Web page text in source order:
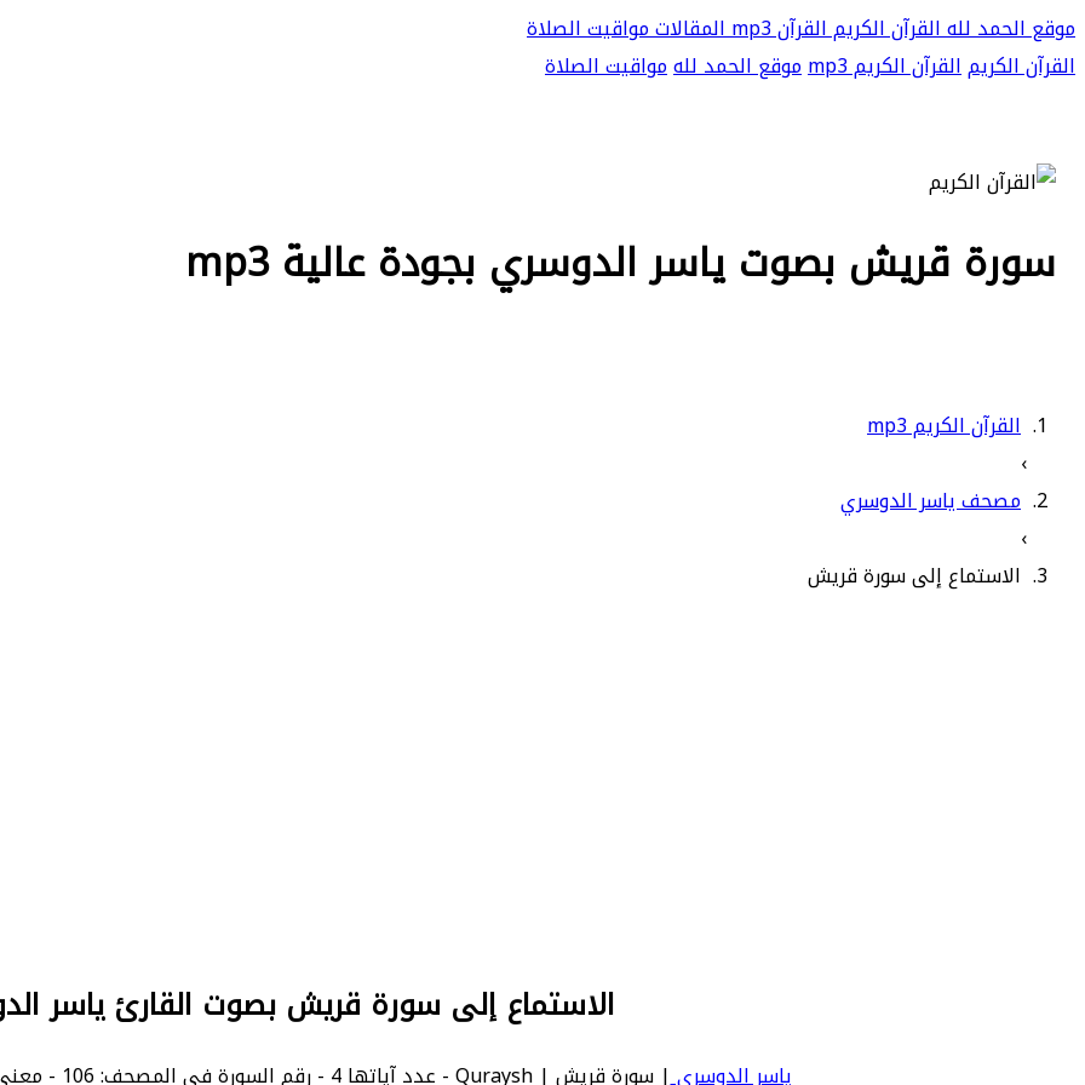
موقع الحمد للهالقرآن الكريمالقرآن mp3 المقالاتمواقيت الصلاة
القرآن الكريمالقرآن الكريم mp3 موقع الحمد للهمواقيت الصلاة
سورة قريش بصوت ياسر الدوسري بجودة عالية mp3
القرآن الكريم mp3
›
مصحف ياسر الدوسري
›
الاستماع إلى سورة قريش
الاستماع إلى سورة قريش بصوت القارئ ياسر
ياسر الدوسري| سورة قريش | Quraysh - عدد آياتها 4 - رقم السورة في المصحف: 106 - معنى السورة بالإنجليزية: Quraysh.